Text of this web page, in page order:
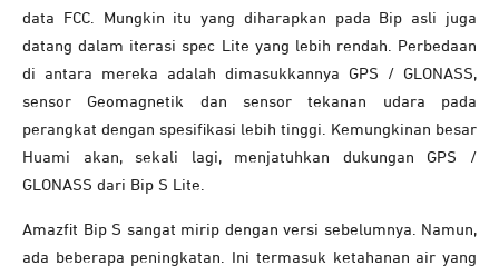
data FCC. Mungkin itu yang diharapkan pada Bip asli juga
datang dalam iterasi spec Lite yang lebih rendah. Perbedaan
di antara mereka adalah dimasukkannya GPS / GLONASS,
sensor Geomagnetik dan sensor tekanan udara pada
perangkat dengan spesifikasi lebih tinggi. Kemungkinan besar
Huami akan, sekali lagi, menjatuhkan dukungan GPS /
GLONASS dari Bip S Lite.
Amazfit Bip S sangat mirip dengan versi sebelumnya. Namun,
ada beberapa peningkatan. Ini termasuk ketahanan air yang